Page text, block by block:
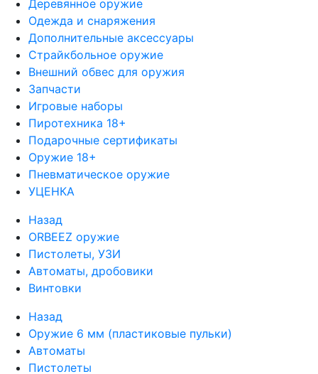
Деревянное оружие
Одежда и снаряжения
Дополнительные аксессуары
Страйкбольное оружие
Внешний обвес для оружия
Запчасти
Игровые наборы
Пиротехника 18+
Подарочные сертификаты
Оружие 18+
Пневматическое оружие
УЦЕНКА
Назад
ORBEEZ оружие
Пистолеты, УЗИ
Автоматы, дробовики
Винтовки
Назад
Оружие 6 мм (пластиковые пульки)
Автоматы
Пистолеты